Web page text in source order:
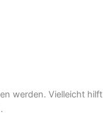
werden. Vielleicht hilft